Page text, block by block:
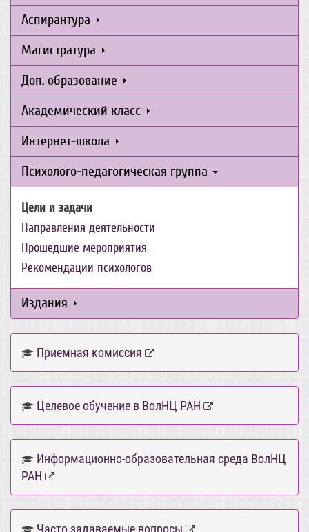
Аспирантура
Магистратура
Доп. образование
Академический класс
Интернет-школа
Психолого-педагогическая группа
Цели и задачи
Направления деятельности
Прошедшие мероприятия
Рекомендации психологов
Издания
Приемная комиссия
Целевое обучение в ВолНЦ РАН
Информационно-образовательная среда ВолНЦ
РАН
Часто задаваемые вопросы